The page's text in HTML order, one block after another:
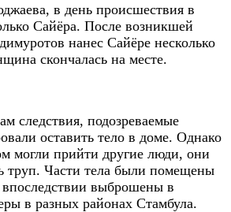
в день происшествия в
Сайёра. После возникшей
нанес Сайёре несколько
скончалась на месте.
следствия, подозреваемые
оставить тело в доме. Однако
могли прийти другие люди, они
труп. Части тела были помещены
выброшены в
в разных районах Стамбула.